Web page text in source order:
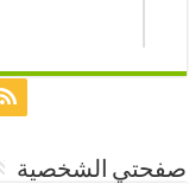
صفحتي الشخصية